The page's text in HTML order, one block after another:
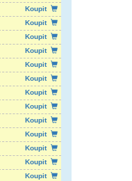
Koupit
Koupit
Koupit
Koupit
Koupit
Koupit
Koupit
Koupit
Koupit
Koupit
Koupit
Koupit
Koupit